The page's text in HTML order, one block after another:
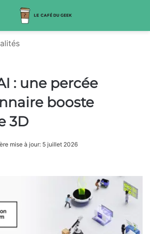
: une percée
booste
3D
mise à jour: 5 juillet 2026